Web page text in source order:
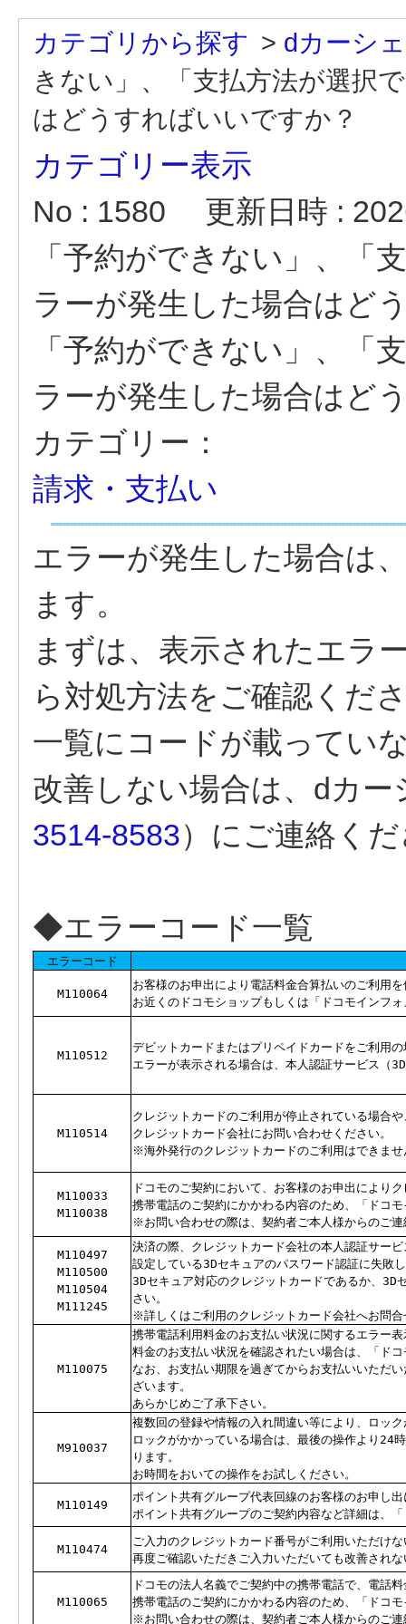
カテゴリから探す > dカーシ
きない」、「支払方法が選択
はどうすればいいですか？
カテゴリー表示
No : 1580
更新日時 :
「予約ができない」、「
ラーが発生した場合はど
「予約ができない」、「
ラーが発生した場合はど
カテゴリー：
請求・支払い
エラーが発生した場合は
ます。
まずは、表示されたエラ
ら対処方法をご確認くだ
一覧にコードが載ってい
改善しない場合は、dカ
3514-8583）にご連絡く
◆エラーコード一覧
エラーコード
M110064
お客様のお申出により電話料金合算払いのご利用
お近くのドコモショップもしくは「ドコモインフ
M110512
デビットカードまたはプリペイドカードをご利用
エラーが表示される場合は、本人認証サービス（
M110514
クレジットカードのご利用が停止されている場合
クレジットカード会社にお問い合わせください。
※海外発行のクレジットカードのご利用はできませ
M110033
M110038
ドコモのご契約において、お客様のお申出により
携帯電話のご契約にかかわる内容のため、「ドコ
※お問い合わせの際は、契約者ご本人様からのご
M110497
M110500
M110504
M111245
決済の際、クレジットカード会社の本人認証サー
設定している3Dセキュアのパスワード認証に失敗
3Dセキュア対応のクレジットカードであるか、3D
さい。
※詳しくはご利用のクレジットカード会社へお問
M110075
携帯電話利用料金のお支払い状況に関するエラー
料金のお支払い状況を確認されたい場合は、「ド
なお、お支払い期限を過ぎてからお支払いいただ
ざいます。
あらかじめご了承下さい。
M910037
複数回の登録や情報の入れ間違い等により、ロッ
ロックがかかっている場合は、最後の操作より24
ります。
お時間をおいての操作をお試しください。
M110149
ポイント共有グループ代表回線のお客様のお申し
ポイント共有グループのご契約内容など詳細は、
M110474
ご入力のクレジットカード番号がご利用いただけ
再度ご確認いただきご入力いただいても改善され
M110065
ドコモの法人名義でご契約中の携帯電話で、電話
携帯電話のご契約にかかわる内容のため、「ドコ
※お問い合わせの際は、契約者ご本人様からのご